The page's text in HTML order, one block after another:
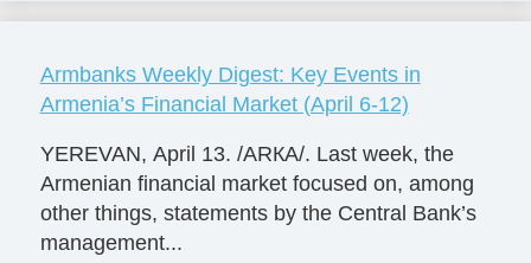
Armbanks Weekly Digest: Key Events in
Armenia’s Financial Market (April 6-12)
YEREVAN, April 13. /ARКА/. Last week, the
Armenian financial market focused on, among
other things, statements by the Central Bank’s
management...